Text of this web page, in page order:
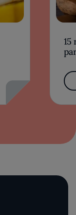
15